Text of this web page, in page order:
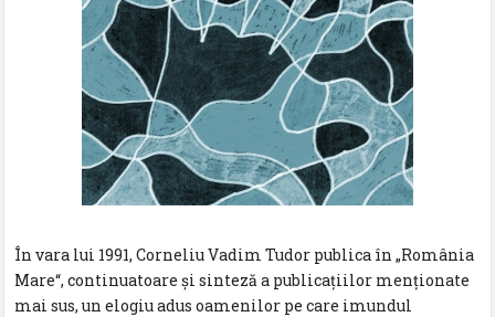
În vara lui 1991, Corneliu Vadim Tudor publica în „România
Mare“, continuatoare și sinteză a publicațiilor menționate
mai sus, un elogiu adus oamenilor pe care imundul